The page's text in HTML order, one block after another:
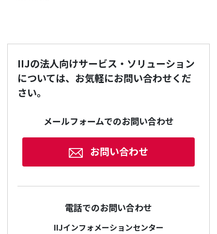
IIJの法人向けサービス・ソリューション
については、お気軽にお問い合わせくだ
さい。
メールフォームでのお問い合わせ
お問い合わせ
電話でのお問い合わせ
IIJインフォメーションセンター